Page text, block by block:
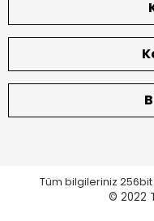
Tüm bilgileriniz 256bit
© 2022